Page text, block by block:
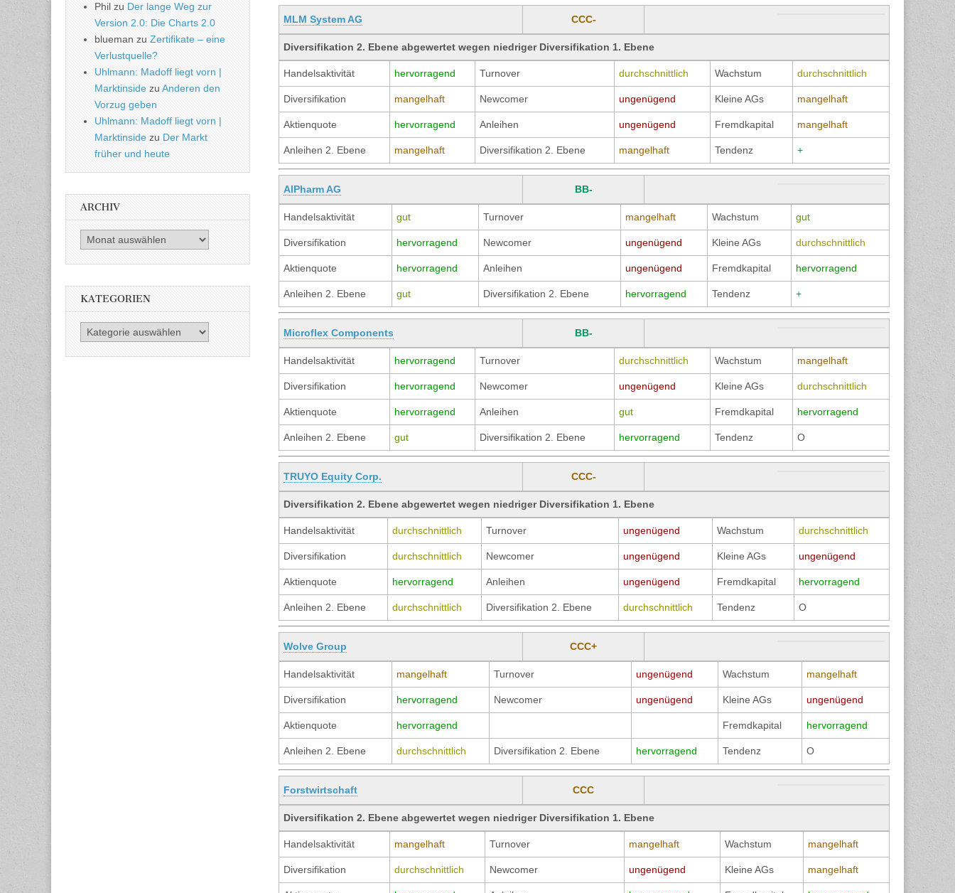
MLM System AG CCC-
Diversifikation 2. Ebene abgewertet wegen niedriger Diversifikation 1. Ebene
Handelsaktivität hervorragend Turnover durchschnittlich Wachstum durchschnittlich
Diversifikation mangelhaft Newcomer ungenügend Kleine AGs mangelhaft
Aktienquote hervorragend Anleihen ungenügend Fremdkapital mangelhaft
Anleihen 2. Ebene mangelhaft Diversifikation 2. Ebene mangelhaft Tendenz +
AlPharm AG BB-
Handelsaktivität gut Turnover mangelhaft Wachstum gut
Diversifikation hervorragend Newcomer ungenügend Kleine AGs durchschnittlich
Aktienquote hervorragend Anleihen ungenügend Fremdkapital hervorragend
Anleihen 2. Ebene gut Diversifikation 2. Ebene hervorragend Tendenz +
Microflex Components BB-
Handelsaktivität hervorragend Turnover durchschnittlich Wachstum mangelhaft
Diversifikation hervorragend Newcomer ungenügend Kleine AGs durchschnittlich
Aktienquote hervorragend Anleihen gut Fremdkapital hervorragend
Anleihen 2. Ebene gut Diversifikation 2. Ebene hervorragend Tendenz O
TRUYO Equity Corp. CCC-
Diversifikation 2. Ebene abgewertet wegen niedriger Diversifikation 1. Ebene
Handelsaktivität durchschnittlich Turnover ungenügend Wachstum durchschnittlich
Diversifikation durchschnittlich Newcomer ungenügend Kleine AGs ungenügend
Aktienquote hervorragend Anleihen ungenügend Fremdkapital hervorragend
Anleihen 2. Ebene durchschnittlich Diversifikation 2. Ebene durchschnittlich Tendenz O
Wolve Group CCC+
Handelsaktivität mangelhaft Turnover ungenügend Wachstum mangelhaft
Diversifikation hervorragend Newcomer ungenügend Kleine AGs ungenügend
Aktienquote hervorragend Fremdkapital hervorragend
Anleihen 2. Ebene durchschnittlich Diversifikation 2. Ebene hervorragend Tendenz O
Forstwirtschaft CCC
Diversifikation 2. Ebene abgewertet wegen niedriger Diversifikation 1. Ebene
Handelsaktivität mangelhaft Turnover mangelhaft Wachstum mangelhaft
Diversifikation durchschnittlich Newcomer ungenügend Kleine AGs mangelhaft
Phil zu Der lange Weg zur
Version 2.0: Die Charts 2.0
blueman zu Zertifikate – eine
Verlustquelle?
Uhlmann: Madoff liegt vorn |
Marktinside zu Anderen den
Vorzug geben
Uhlmann: Madoff liegt vorn |
Marktinside zu Der Markt
früher und heute
ARCHIV
Archiv
KATEGORIEN
Kategorien